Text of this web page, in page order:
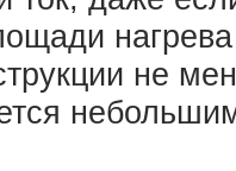
не